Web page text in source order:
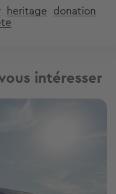
heritage donation
intéresser